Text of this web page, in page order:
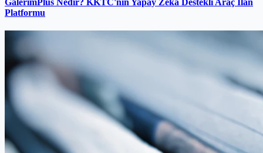
GalerimPlus Nedir? KKTC'nin Yapay Zeka Destekli Araç İlan
Platformu